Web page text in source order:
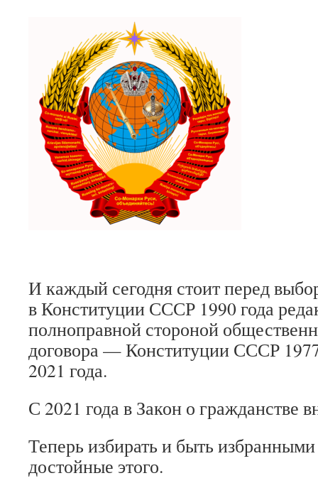
И каждый сегодня стоит перед
в Конституции СССР 1990 года
полноправной стороной
договора — Конституции СССР
2021 года.
С 2021 года в Закон о гражданстве
Теперь избирать и быть
достойные этого.